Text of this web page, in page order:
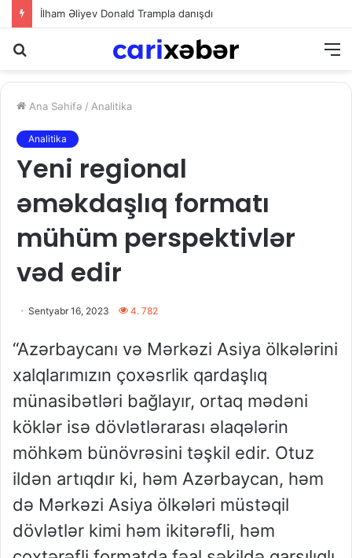
İlham Əliyev Donald Trampla danışdı
Ana Səhifə / Analitika
Analitika
Yeni regional
əməkdaşlıq formatı
mühüm perspektivlər
vəd edir
Sentyabr 16, 2023 4. 782
“Azərbaycanı və Mərkəzi Asiya ölkələrini
xalqlarımızın çoxəsrlik qardaşlıq
münasibətləri bağlayır, ortaq mədəni
köklər isə dövlətlərarası əlaqələrin
möhkəm bünövrəsini təşkil edir. Otuz
ildən artıqdır ki, həm Azərbaycan, həm
də Mərkəzi Asiya ölkələri müstəqil
dövlətlər kimi həm ikitərəfli, həm